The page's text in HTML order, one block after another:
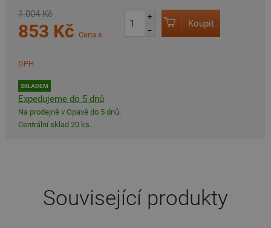
1 004 Kč
853 Kč Cena s
DPH
SKLADEM
Expedujeme do 5 dnů
Na prodejně v Opavě do 5 dnů.
Centrální sklad 20 ks.
+
–
Koupit
Související produkty